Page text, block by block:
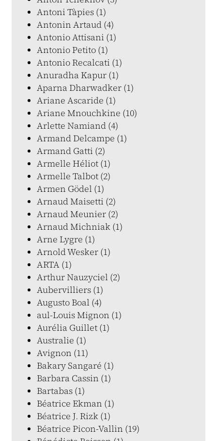
Antoni Tàpies (1)
Antonin Artaud (4)
Antonio Attisani (1)
Antonio Petito (1)
Antonio Recalcati (1)
Anuradha Kapur (1)
Aparna Dharwadker (1)
Ariane Ascaride (1)
Ariane Mnouchkine (10)
Arlette Namiand (4)
Armand Delcampe (1)
Armand Gatti (2)
Armelle Héliot (1)
Armelle Talbot (2)
Armen Gödel (1)
Arnaud Maisetti (2)
Arnaud Meunier (2)
Arnaud Michniak (1)
Arne Lygre (1)
Arnold Wesker (1)
ARTA (1)
Arthur Nauzyciel (2)
Aubervilliers (1)
Augusto Boal (4)
aul-Louis Mignon (1)
Aurélia Guillet (1)
Australie (1)
Avignon (11)
Bakary Sangaré (1)
Barbara Cassin (1)
Bartabas (1)
Béatrice Ekman (1)
Béatrice J. Rizk (1)
Béatrice Picon-Vallin (19)